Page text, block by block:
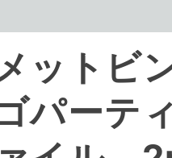
ットビ
パーテ